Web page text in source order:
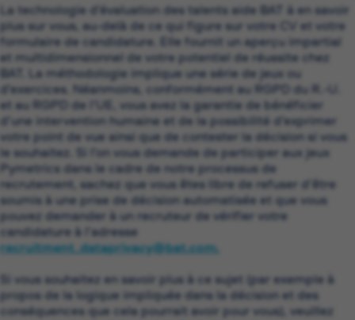
La technologie d’évaluation des talents aide BAT à en savoir
plus sur vous, au-delà de ce qui figure sur votre CV et votre
formulaire de candidature. Elle fournit un aperçu impartial
et multidimensionnel de votre potentiel de réussite chez
BAT. La méthodologie implique une série de jeux ou
d’exercices. Néanmoins, conformément au RGPD du R.-U.
et au RGPD de l’UE, vous avez la garantie de bénéficier
d’une intervention humaine et de la possibilité d’exprimer
votre point de vue ainsi que de contester la décision si vous
le souhaitez. Si l’on vous demande de participer aux jeux
Pymetrics dans le cadre de notre processus de
recrutement, sachez que vous êtes libre de refuser d’être
soumis à une prise de décision automatisée et que vous
pouvez demander à un recruteur de vérifier votre
candidature à l’adresse
recruitment_dataprivacy@bat.com.
Si vous souhaitez en savoir plus à ce sujet (par exemple à
propos de la logique impliquée dans la décision et des
conséquences que cela pourrait avoir pour vous), veuillez